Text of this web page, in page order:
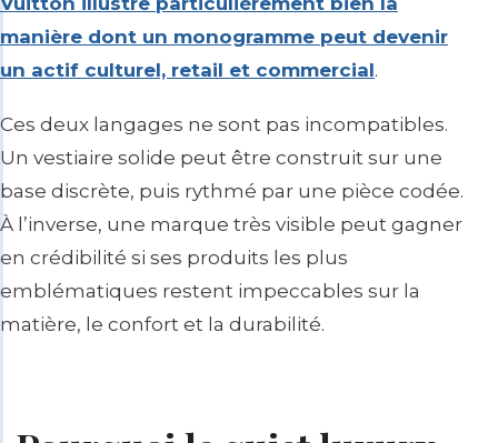
manière dont un monogramme peut devenir
un actif culturel, retail et commercial.
Ces deux langages ne sont pas incompatibles.
Un vestiaire solide peut être construit sur une
base discrète, puis rythmé par une pièce codée.
À l’inverse, une marque très visible peut gagner
en crédibilité si ses produits les plus
emblématiques restent impeccables sur la
matière, le confort et la durabilité.